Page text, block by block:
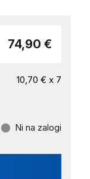
74,90 €
10,70 € x 7
Ni na zalogi